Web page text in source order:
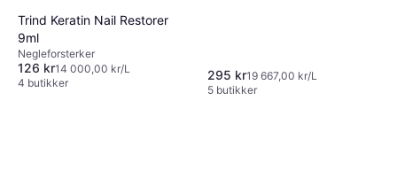
Trind Keratin Nail Restorer
9ml
Negleforsterker
126 kr14 000,00 kr/L
4 butikker
295 kr19 667,00 kr/L
5 butikker